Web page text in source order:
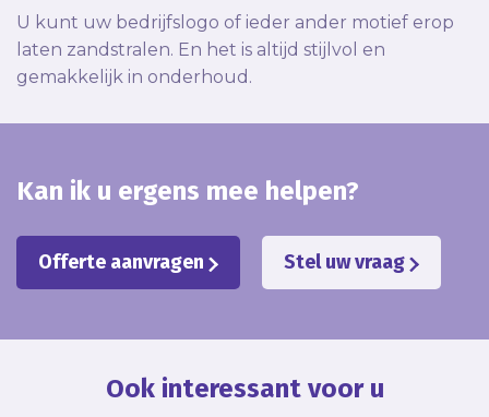
U kunt uw bedrijfslogo of ieder ander motief erop
laten zandstralen. En het is altijd stijlvol en
gemakkelijk in onderhoud.
Kan ik u ergens mee helpen?
Offerte aanvragen Stel uw vraag
Ook interessant voor u